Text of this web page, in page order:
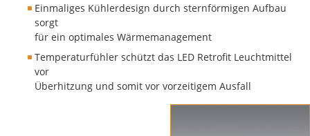
Einmaliges Kühlerdesign durch sternförmigen Aufbau
sorgt
für ein optimales Wärmemanagement
Temperaturfühler schützt das LED Retrofit Leuchtmittel
vor
Überhitzung und somit vor vorzeitigem Ausfall